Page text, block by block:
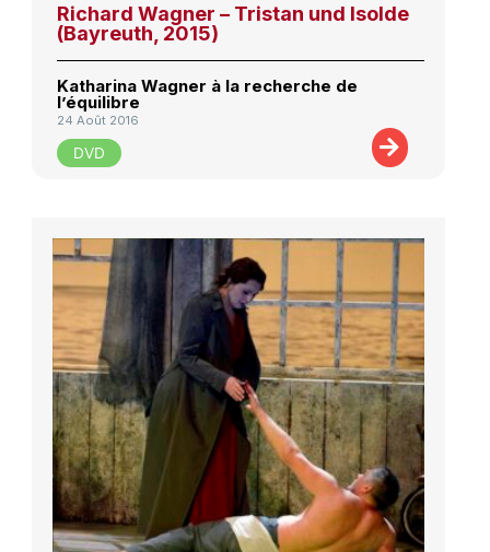
Richard Wagner – Tristan und Isolde
(Bayreuth, 2015)
Katharina Wagner à la recherche de
l’équilibre
24 Août 2016
DVD